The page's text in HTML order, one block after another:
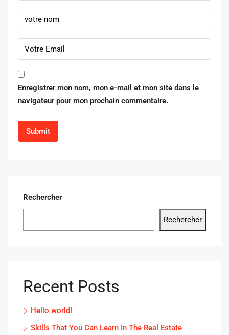
Enregistrer mon nom, mon e-mail et mon site dans le
navigateur pour mon prochain commentaire.
Rechercher
Rechercher
Recent Posts
Hello world!
Skills That You Can Learn In The Real Estate